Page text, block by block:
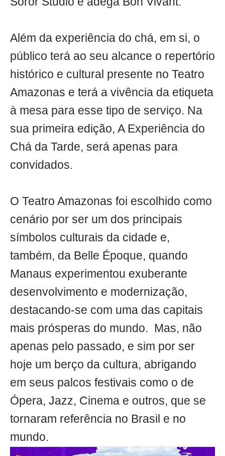
Além da experiência do chá, em si, o
público terá ao seu alcance o repertório
histórico e cultural presente no Teatro
Amazonas e terá a vivência da etiqueta
à mesa para esse tipo de serviço. Na
sua primeira edição, A Experiência do
Chá da Tarde, será apenas para
convidados.
O Teatro Amazonas foi escolhido como
cenário por ser um dos principais
símbolos culturais da cidade e,
também, da Belle Époque, quando
Manaus experimentou exuberante
desenvolvimento e modernização,
destacando-se com uma das capitais
mais prósperas do mundo. Mas, não
apenas pelo passado, e sim por ser
hoje um berço da cultura, abrigando
em seus palcos festivais como o de
Ópera, Jazz, Cinema e outros, que se
tornaram referência no Brasil e no
mundo.